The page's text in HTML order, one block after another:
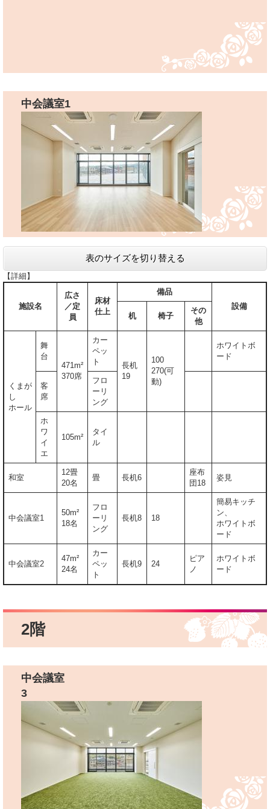
中会議室1
表のサイズを切り替える
【詳細】
施設名
広さ
／定
員
床材
仕上
備品
設備
机
椅子
その
他
くまが
し
ホール
舞
台
471m²
370席
カー
ペッ
ト
長机
19
100
270(可
動)
ホワイトボ
ード
客
席
フロ
ーリ
ング
ホ
ワ
イ
エ
105m²
タイ
ル
和室
12畳
20名
畳 長机6
座布
団18
姿見
中会議室1
50m²
18名
フロ
ーリ
ング
長机8 18
簡易キッチ
ン、
ホワイトボ
ード
中会議室2
47m²
24名
カー
ペッ
ト
長机9 24
ピア
ノ
ホワイトボ
ード
2階
中会議室
3